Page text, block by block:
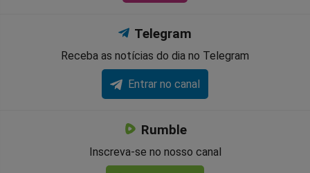
Telegram
Receba as notícias do dia no Telegram
Entrar no canal
Rumble
Inscreva-se no nosso canal